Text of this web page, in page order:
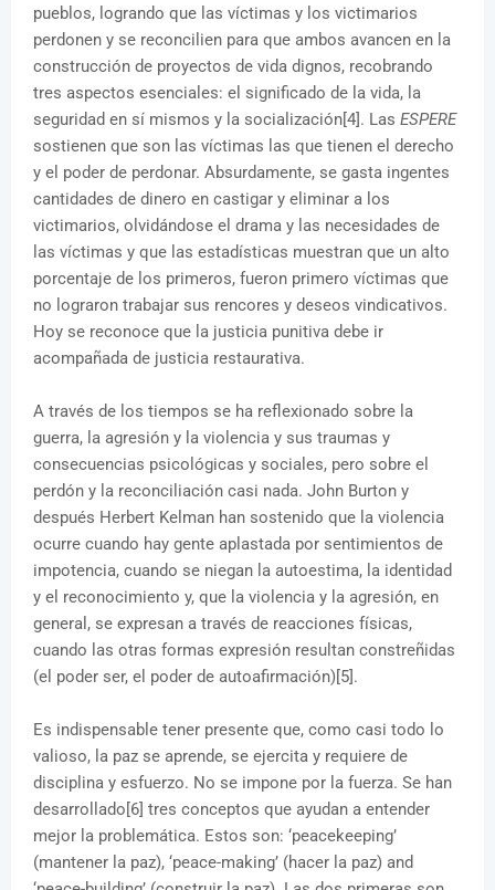
pueblos, logrando que las víctimas y los victimarios
perdonen y se reconcilien para que ambos avancen en la
construcción de proyectos de vida dignos, recobrando
tres aspectos esenciales: el significado de la vida, la
seguridad en sí mismos y la socialización[4]. Las ESPERE
sostienen que son las víctimas las que tienen el derecho
y el poder de perdonar. Absurdamente, se gasta ingentes
cantidades de dinero en castigar y eliminar a los
victimarios, olvidándose el drama y las necesidades de
las víctimas y que las estadísticas muestran que un alto
porcentaje de los primeros, fueron primero víctimas que
no lograron trabajar sus rencores y deseos vindicativos.
Hoy se reconoce que la justicia punitiva debe ir
acompañada de justicia restaurativa.
A través de los tiempos se ha reflexionado sobre la
guerra, la agresión y la violencia y sus traumas y
consecuencias psicológicas y sociales, pero sobre el
perdón y la reconciliación casi nada. John Burton y
después Herbert Kelman han sostenido que la violencia
ocurre cuando hay gente aplastada por sentimientos de
impotencia, cuando se niegan la autoestima, la identidad
y el reconocimiento y, que la violencia y la agresión, en
general, se expresan a través de reacciones físicas,
cuando las otras formas expresión resultan constreñidas
(el poder ser, el poder de autoafirmación)[5].
Es indispensable tener presente que, como casi todo lo
valioso, la paz se aprende, se ejercita y requiere de
disciplina y esfuerzo. No se impone por la fuerza. Se han
desarrollado[6] tres conceptos que ayudan a entender
mejor la problemática. Estos son: ‘peacekeeping’
(mantener la paz), ‘peace-making’ (hacer la paz) and